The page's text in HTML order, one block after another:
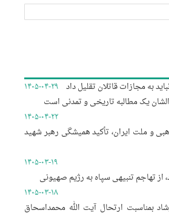
به مجازات قاتلان تقلیل داد ۱۴۰۵-۰۴-۲۹
یک مطالبه تاریخی و تمدنی است
۱۴۰۵-۰۴-۲۲
و ملت ایران، تأکید همیشگی رهبر شهید
۱۴۰۵-۰۳-۱۹
از تهاجم تنبیهی سپاه به رژیم صهیونی
۱۴۰۵-۰۳-۱۸
بمناسبت ارتحال آیت الله محمداسحاق